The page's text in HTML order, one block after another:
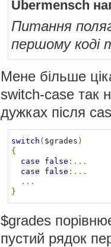
Übermensch
Питання
першому коді
Мене більше
switch-case так
дужках після
switch ( $grades )
{
case
false :...
case
false :...
...
}
$grades
пустий рядок